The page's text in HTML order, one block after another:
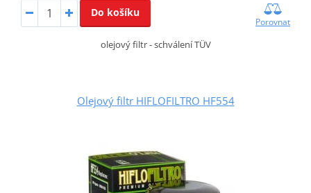
Do košíku
Porovnat
olejový filtr - schválení TÜV
Olejový filtr HIFLOFILTRO HF554